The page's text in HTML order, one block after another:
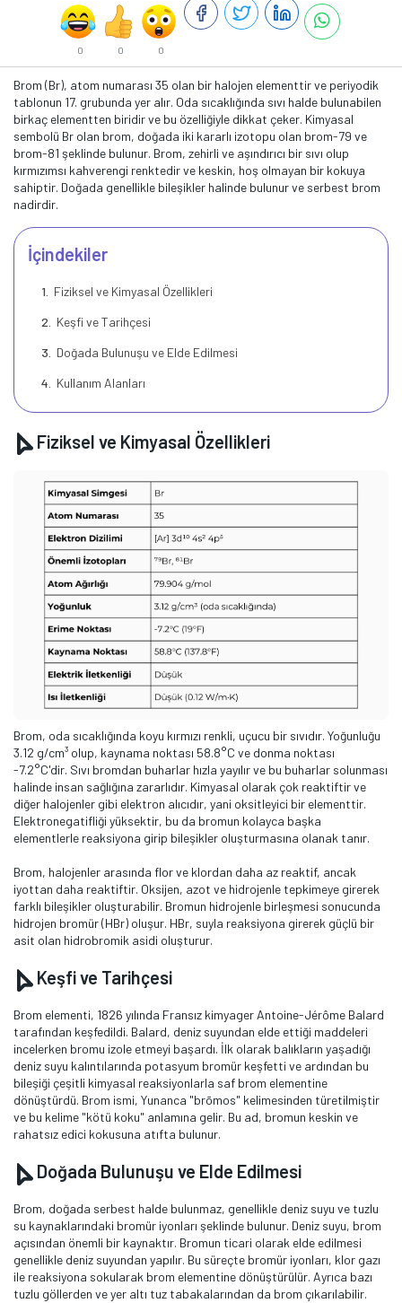
0 0 0
Brom (Br), atom numarası 35 olan bir halojen elementtir ve periyodik
tablonun 17. grubunda yer alır. Oda sıcaklığında sıvı halde bulunabilen
birkaç elementten biridir ve bu özelliğiyle dikkat çeker. Kimyasal
sembolü Br olan brom, doğada iki kararlı izotopu olan brom-79 ve
brom-81 şeklinde bulunur. Brom, zehirli ve aşındırıcı bir sıvı olup
kırmızımsı kahverengi renktedir ve keskin, hoş olmayan bir kokuya
sahiptir. Doğada genellikle bileşikler halinde bulunur ve serbest brom
nadirdir.
İçindekiler
Fiziksel ve Kimyasal Özellikleri
Keşfi ve Tarihçesi
Doğada Bulunuşu ve Elde Edilmesi
Kullanım Alanları
Fiziksel ve Kimyasal Özellikleri
Brom, oda sıcaklığında koyu kırmızı renkli, uçucu bir sıvıdır. Yoğunluğu
3.12 g/cm³ olup, kaynama noktası 58.8°C ve donma noktası
-7.2°C'dir. Sıvı bromdan buharlar hızla yayılır ve bu buharlar solunması
halinde insan sağlığına zararlıdır. Kimyasal olarak çok reaktiftir ve
diğer halojenler gibi elektron alıcıdır, yani oksitleyici bir elementtir.
Elektronegatifliği yüksektir, bu da bromun kolayca başka
elementlerle reaksiyona girip bileşikler oluşturmasına olanak tanır.
Brom, halojenler arasında flor ve klordan daha az reaktif, ancak
iyottan daha reaktiftir. Oksijen, azot ve hidrojenle tepkimeye girerek
farklı bileşikler oluşturabilir. Bromun hidrojenle birleşmesi sonucunda
hidrojen bromür (HBr) oluşur. HBr, suyla reaksiyona girerek güçlü bir
asit olan hidrobromik asidi oluşturur.
Keşfi ve Tarihçesi
Brom elementi, 1826 yılında Fransız kimyager Antoine-Jérôme Balard
tarafından keşfedildi. Balard, deniz suyundan elde ettiği maddeleri
incelerken bromu izole etmeyi başardı. İlk olarak balıkların yaşadığı
deniz suyu kalıntılarında potasyum bromür keşfetti ve ardından bu
bileşiği çeşitli kimyasal reaksiyonlarla saf brom elementine
dönüştürdü. Brom ismi, Yunanca "brōmos" kelimesinden türetilmiştir
ve bu kelime "kötü koku" anlamına gelir. Bu ad, bromun keskin ve
rahatsız edici kokusuna atıfta bulunur.
Doğada Bulunuşu ve Elde Edilmesi
Brom, doğada serbest halde bulunmaz, genellikle deniz suyu ve tuzlu
su kaynaklarındaki bromür iyonları şeklinde bulunur. Deniz suyu, brom
açısından önemli bir kaynaktır. Bromun ticari olarak elde edilmesi
genellikle deniz suyundan yapılır. Bu süreçte bromür iyonları, klor gazı
ile reaksiyona sokularak brom elementine dönüştürülür. Ayrıca bazı
tuzlu göllerden ve yer altı tuz tabakalarından da brom çıkarılabilir.